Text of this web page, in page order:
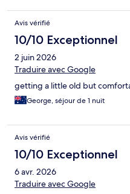
Avis vérifié
10/10 Exceptionnel
2 juin 2026
Traduire avec Google
getting a little old but
George, séjour de 1 nuit
Avis vérifié
10/10 Exceptionnel
6 avr. 2026
Traduire avec Google